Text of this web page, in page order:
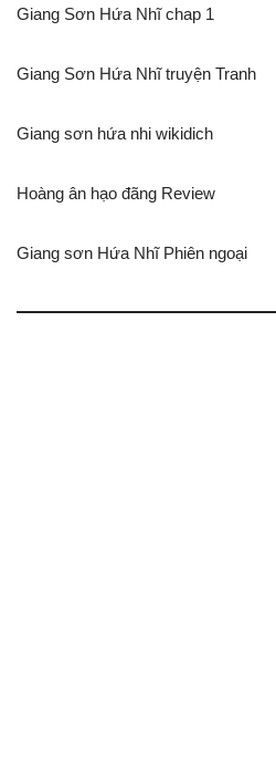
Giang Sơn Hứa Nhĩ chap 1
Giang Sơn Hứa Nhĩ truyện Tranh
Giang sơn hứa nhi wikidich
Hoàng ân hạo đãng Review
Giang sơn Hứa Nhĩ Phiên ngoại